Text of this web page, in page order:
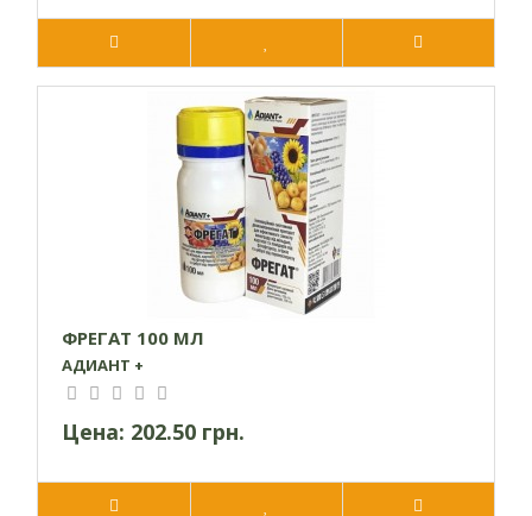
ФРЕГАТ 100 МЛ
АДИАНТ +
Цена: 202.50 грн.